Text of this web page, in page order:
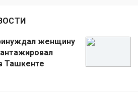
женщину
Ташкенте